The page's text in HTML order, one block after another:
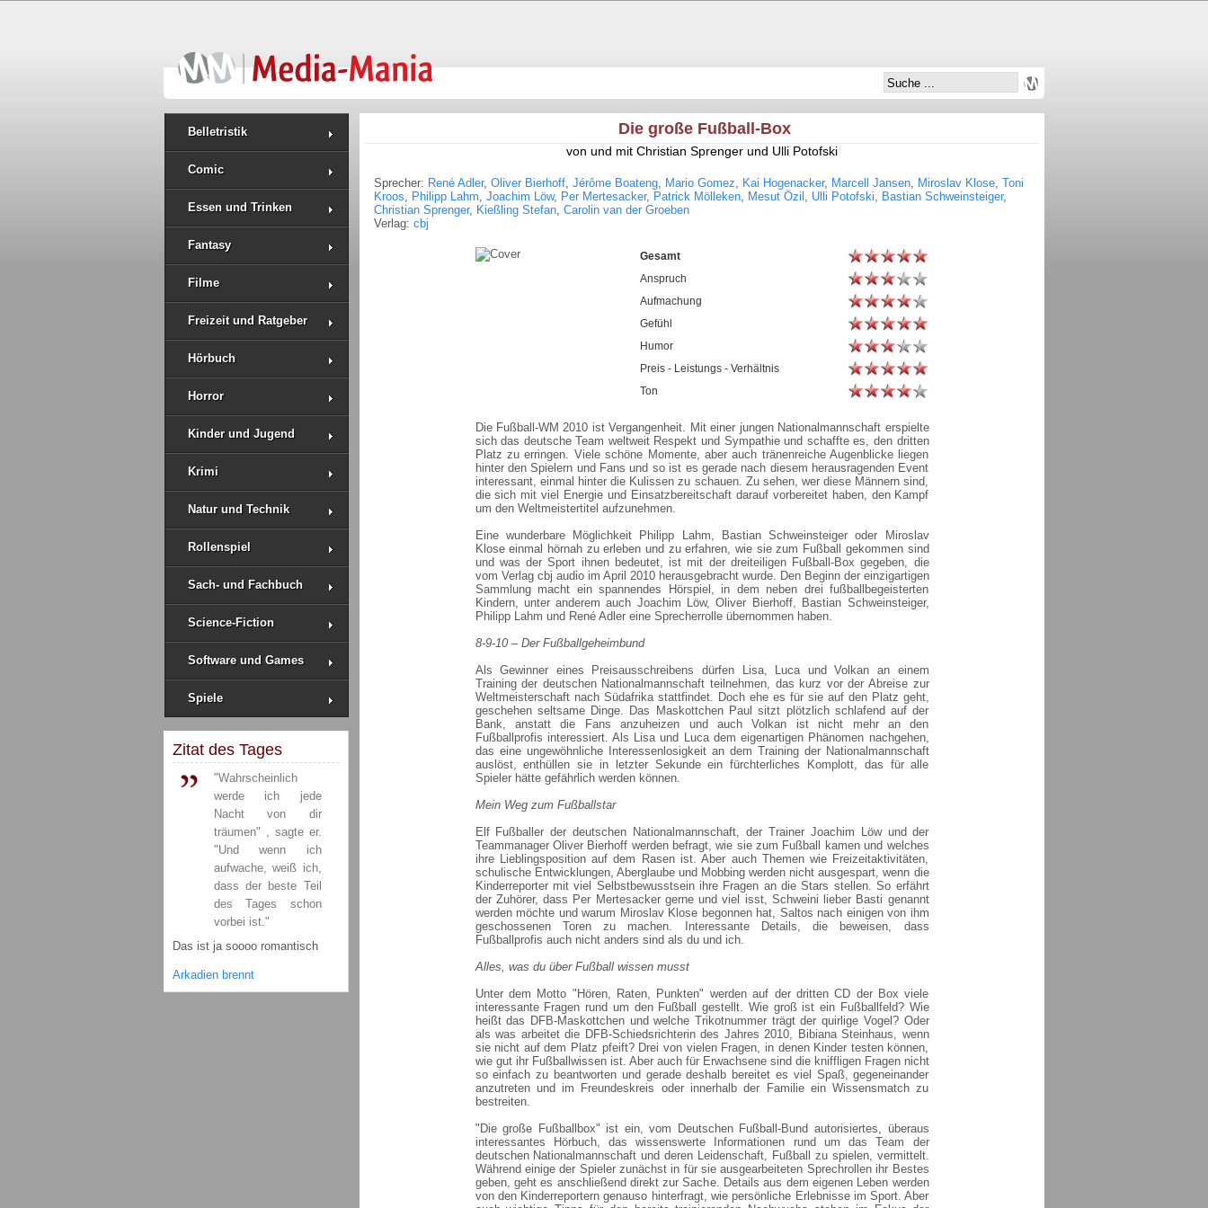
Belletristik
Comic
Essen und Trinken
Fantasy
Filme
Freizeit und Ratgeber
Hörbuch
Horror
Kinder und Jugend
Krimi
Natur und Technik
Rollenspiel
Sach- und Fachbuch
Science-Fiction
Software und Games
Spiele
Zitat des Tages
"Wahrscheinlich
werde ich jede
Nacht von dir
träumen" , sagte er.
"Und wenn ich
aufwache, weiß ich,
dass der beste Teil
des Tages schon
vorbei ist."
Das ist ja soooo romantisch
Arkadien brennt
Die große Fußball-Box
von und mit Christian Sprenger und Ulli Potofski
Sprecher: René Adler, Oliver Bierhoff, Jérôme Boateng, Mario Gomez, Kai Hogenacker, Marcell Jansen, Miroslav Klose, Toni
Kroos, Philipp Lahm, Joachim Löw, Per Mertesacker, Patrick Mölleken, Mesut Özil , Ulli Potofski, Bastian Schweinsteiger,
Christian Sprenger, Kießling Stefan, Carolin van der Groeben
Verlag: cbj
Gesamt
Anspruch
Aufmachung
Gefühl
Humor
Preis - Leistungs - Verhältnis
Ton
Die Fußball-WM 2010 ist Vergangenheit. Mit einer jungen Nationalmannschaft erspielte
sich das deutsche Team weltweit Respekt und Sympathie und schaffte es, den dritten
Platz zu erringen. Viele schöne Momente, aber auch tränenreiche Augenblicke liegen
hinter den Spielern und Fans und so ist es gerade nach diesem herausragenden Event
interessant, einmal hinter die Kulissen zu schauen. Zu sehen, wer diese Männern sind,
die sich mit viel Energie und Einsatzbereitschaft darauf vorbereitet haben, den Kampf
um den Weltmeistertitel aufzunehmen.
Eine wunderbare Möglichkeit Philipp Lahm, Bastian Schweinsteiger oder Miroslav
Klose einmal hörnah zu erleben und zu erfahren, wie sie zum Fußball gekommen sind
und was der Sport ihnen bedeutet, ist mit der dreiteiligen Fußball-Box gegeben, die
vom Verlag cbj audio im April 2010 herausgebracht wurde. Den Beginn der einzigartigen
Sammlung macht ein spannendes Hörspiel, in dem neben drei fußballbegeisterten
Kindern, unter anderem auch Joachim Löw, Oliver Bierhoff, Bastian Schweinsteiger,
Philipp Lahm und René Adler eine Sprecherrolle übernommen haben.
8-9-10 – Der Fußballgeheimbund
Als Gewinner eines Preisausschreibens dürfen Lisa, Luca und Volkan an einem
Training der deutschen Nationalmannschaft teilnehmen, das kurz vor der Abreise zur
Weltmeisterschaft nach Südafrika stattfindet. Doch ehe es für sie auf den Platz geht,
geschehen seltsame Dinge. Das Maskottchen Paul sitzt plötzlich schlafend auf der
Bank, anstatt die Fans anzuheizen und auch Volkan ist nicht mehr an den
Fußballprofis interessiert. Als Lisa und Luca dem eigenartigen Phänomen nachgehen,
das eine ungewöhnliche Interessenlosigkeit an dem Training der Nationalmannschaft
auslöst, enthüllen sie in letzter Sekunde ein fürchterliches Komplott, das für alle
Spieler hätte gefährlich werden können.
Mein Weg zum Fußballstar
Elf Fußballer der deutschen Nationalmannschaft, der Trainer Joachim Löw und der
Teammanager Oliver Bierhoff werden befragt, wie sie zum Fußball kamen und welches
ihre Lieblingsposition auf dem Rasen ist. Aber auch Themen wie Freizeitaktivitäten,
schulische Entwicklungen, Aberglaube und Mobbing werden nicht ausgespart, wenn die
Kinderreporter mit viel Selbstbewusstsein ihre Fragen an die Stars stellen. So erfährt
der Zuhörer, dass Per Mertesacker gerne und viel isst, Schweini lieber Basti genannt
werden möchte und warum Miroslav Klose begonnen hat, Saltos nach einigen von ihm
geschossenen Toren zu machen. Interessante Details, die beweisen, dass
Fußballprofis auch nicht anders sind als du und ich.
Alles, was du über Fußball wissen musst
Unter dem Motto "Hören, Raten, Punkten" werden auf der dritten CD der Box viele
interessante Fragen rund um den Fußball gestellt. Wie groß ist ein Fußballfeld? Wie
heißt das DFB-Maskottchen und welche Trikotnummer trägt der quirlige Vogel? Oder
als was arbeitet die DFB-Schiedsrichterin des Jahres 2010, Bibiana Steinhaus, wenn
sie nicht auf dem Platz pfeift? Drei von vielen Fragen, in denen Kinder testen können,
wie gut ihr Fußballwissen ist. Aber auch für Erwachsene sind die kniffligen Fragen nicht
so einfach zu beantworten und gerade deshalb bereitet es viel Spaß, gegeneinander
anzutreten und im Freundeskreis oder innerhalb der Familie ein Wissensmatch zu
bestreiten.
"Die große Fußballbox" ist ein, vom Deutschen Fußball-Bund autorisiertes, überaus
interessantes Hörbuch, das wissenswerte Informationen rund um das Team der
deutschen Nationalmannschaft und deren Leidenschaft, Fußball zu spielen, vermittelt.
Während einige der Spieler zunächst in für sie ausgearbeiteten Sprechrollen ihr Bestes
geben, geht es anschließend direkt zur Sache. Details aus dem eigenen Leben werden
von den Kinderreportern genauso hinterfragt, wie persönliche Erlebnisse im Sport. Aber